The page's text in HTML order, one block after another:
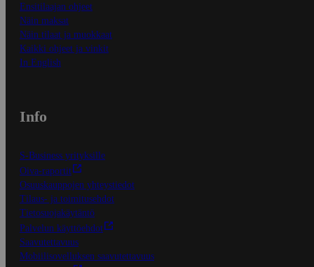
Ensitilaajan ohjeet
Näin maksat
Näin tilaat ja muokkaat
Kaikki ohjeet ja vinkit
In English
Info
S-Business yrityksille
Oiva-raportit
Osuuskauppojen yhteystiedot
Tilaus- ja toimitusehdot
Tietosuojakäytäntö
Palvelun käyttöehdot
Saavutettavuus
Mobiilisovelluksen saavutettavuus